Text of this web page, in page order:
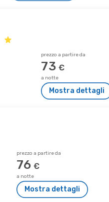
prezzo a partire da
73 €
a notte
Mostra dettagli
prezzo a partire da
76 €
a notte
Mostra dettagli